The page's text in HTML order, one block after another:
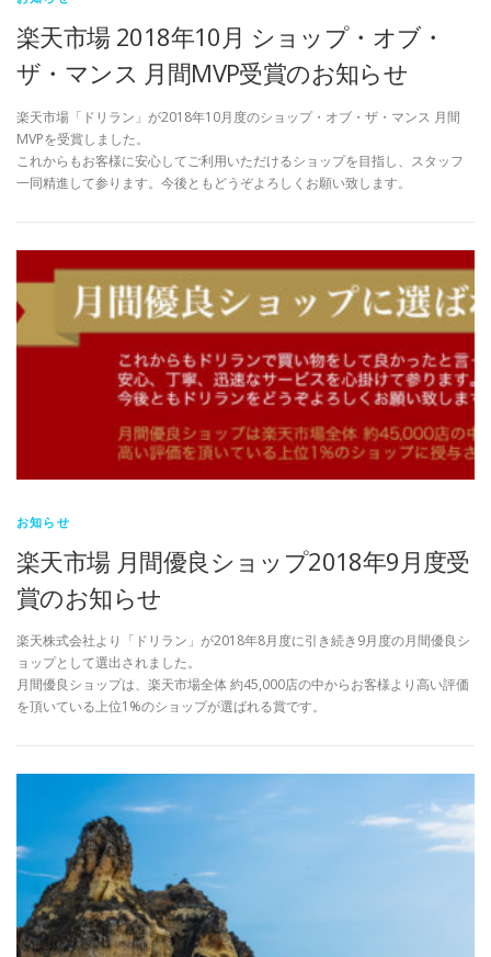
楽天市場 2018年10月 ショップ・オブ・
ザ・マンス 月間MVP受賞のお知らせ
楽天市場「ドリラン」が2018年10月度のショップ・オブ・ザ・マンス 月間
MVPを受賞しました。
これからもお客様に安心してご利用いただけるショップを目指し、スタッフ
一同精進して参ります。今後ともどうぞよろしくお願い致します。
お知らせ
楽天市場 月間優良ショップ2018年9月度受
賞のお知らせ
楽天株式会社より「ドリラン」が2018年8月度に引き続き9月度の月間優良シ
ョップとして選出されました。
月間優良ショップは、楽天市場全体 約45,000店の中からお客様より高い評価
を頂いている上位1%のショップが選ばれる賞です。